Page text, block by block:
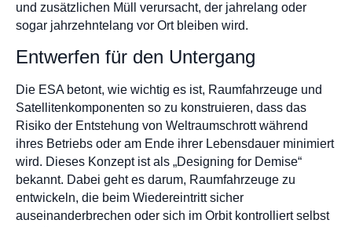
und zusätzlichen Müll verursacht, der jahrelang oder
sogar jahrzehntelang vor Ort bleiben wird.
Entwerfen für den Untergang
Die ESA betont, wie wichtig es ist, Raumfahrzeuge und
Satellitenkomponenten so zu konstruieren, dass das
Risiko der Entstehung von Weltraumschrott während
ihres Betriebs oder am Ende ihrer Lebensdauer minimiert
wird. Dieses Konzept ist als „Designing for Demise“
bekannt. Dabei geht es darum, Raumfahrzeuge zu
entwickeln, die beim Wiedereintritt sicher
auseinanderbrechen oder sich im Orbit kontrolliert selbst